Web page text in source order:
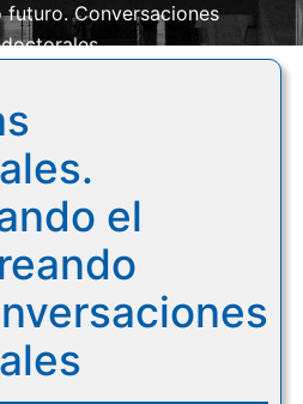
futuro. Conversaciones
el